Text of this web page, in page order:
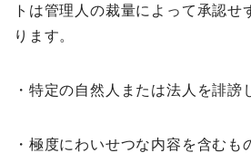
トは管理人の裁量によって承認せ
ります。
・特定の自然人または法人を誹謗
・極度にわいせつな内容を含むも